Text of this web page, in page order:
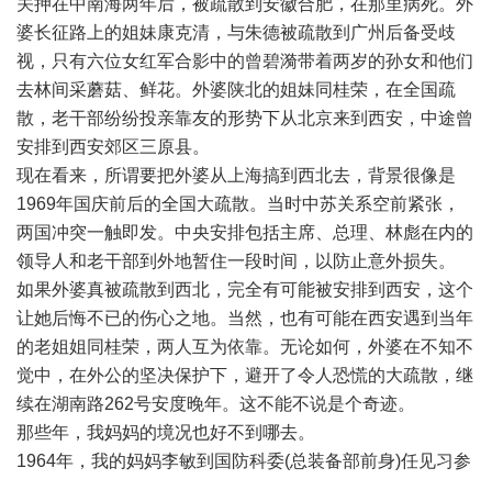
关押在中南海两年后，被疏散到安徽合肥，在那里病死。外
婆长征路上的姐妹康克清，与朱德被疏散到广州后备受歧
视，只有六位女红军合影中的曾碧漪带着两岁的孙女和他们
去林间采蘑菇、鲜花。外婆陕北的姐妹同桂荣，在全国疏
散，老干部纷纷投亲靠友的形势下从北京来到西安，中途曾
安排到西安郊区三原县。
现在看来，所谓要把外婆从上海搞到西北去，背景很像是
1969年国庆前后的全国大疏散。当时中苏关系空前紧张，
两国冲突一触即发。中央安排包括主席、总理、林彪在内的
领导人和老干部到外地暂住一段时间，以防止意外损失。
如果外婆真被疏散到西北，完全有可能被安排到西安，这个
让她后悔不已的伤心之地。当然，也有可能在西安遇到当年
的老姐姐同桂荣，两人互为依靠。无论如何，外婆在不知不
觉中，在外公的坚决保护下，避开了令人恐慌的大疏散，继
续在湖南路262号安度晚年。这不能不说是个奇迹。
那些年，我妈妈的境况也好不到哪去。
1964年，我的妈妈李敏到国防科委(总装备部前身)任见习参